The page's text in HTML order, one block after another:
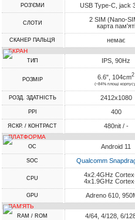
РОЗ'ЄМИ USB Type-C, jack
СЛОТИ
2 SIM (Nano-
карта пам'яті
СКАНЕР ПАЛЬЦЯ немає
ЕКРАН
ТИП IPS, 90Hz
РОЗМІР 6.6", 104cm2
(~84% площі
РОЗД. ЗДАТНІСТЬ 2412x1080
PPI 400
ЯСКР. / КОНТРАСТ 480nit / -
ПЛАТФОРМА
ОС Android 11
SOC Qualcomm
CPU
4x2.4GHz
4x1.9GHz
GPU Adreno 610,
ПАМ'ЯТЬ
RAM / ROM 4/64, 4/128, 6/